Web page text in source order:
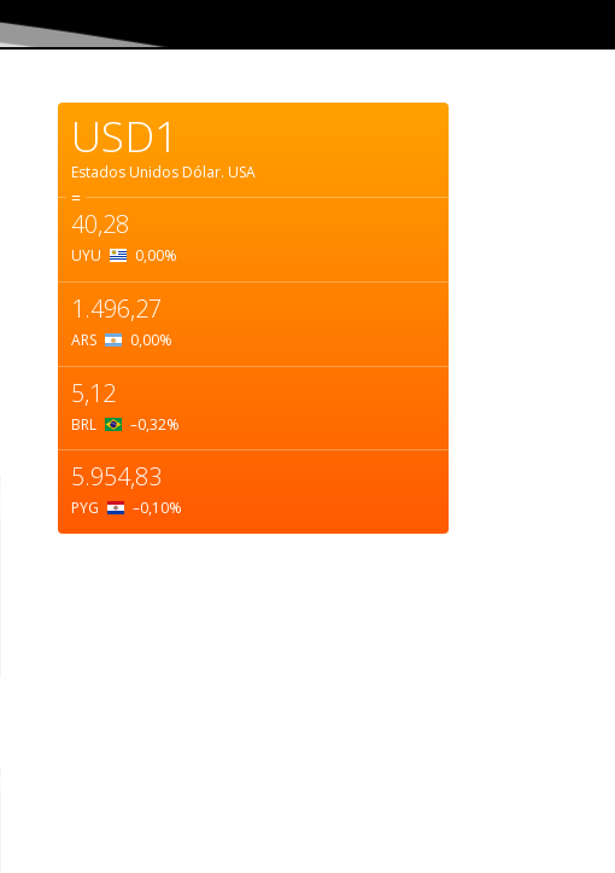
USD1
Estados Unidos Dólar. USA
=
40,28
UYU 0,00%
1.496,27
ARS 0,00%
5,12
BRL –0,32%
5.954,83
PYG –0,10%